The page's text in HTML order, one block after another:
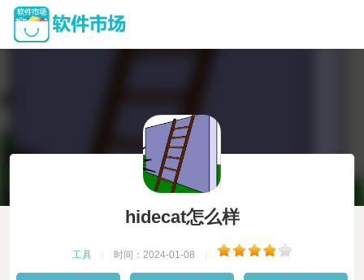
hidecat怎么样
工具 时间：2024-01-08